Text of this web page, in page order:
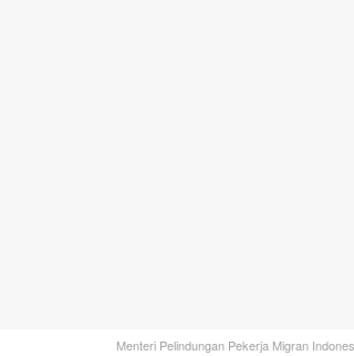
Menteri Pelindungan Pekerja Migran